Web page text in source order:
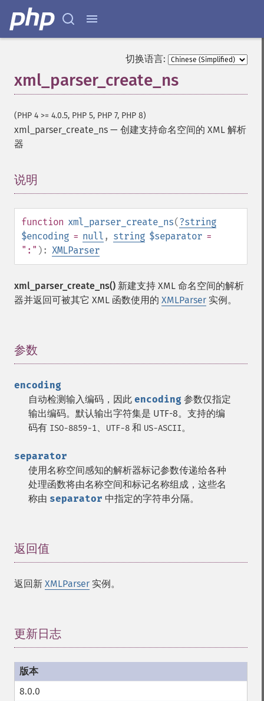
切换语言:
xml_parser_create_ns
(PHP 4 >= 4.0.5, PHP 5, PHP 7, PHP 8)
xml_parser_create_ns — 创建支持命名空间的 XML 解析
器
说明
function xml_parser_create_ns(?string
$encoding = null , string $separator =
":" ): XMLParser
xml_parser_create_ns() 新建支持 XML 命名空间的解析
器并返回可被其它 XML 函数使用的 XMLParser 实例。
参数
encoding
自动检测输入编码，因此 encoding 参数仅指定
输出编码。默认输出字符集是 UTF-8。支持的编
码有 ISO-8859-1、 UTF-8 和 US-ASCII。
separator
使用名称空间感知的解析器标记参数传递给各种
处理函数将由名称空间和标记名称组成，这些名
称由 separator 中指定的字符串分隔。
返回值
返回新 XMLParser 实例。
更新日志
8.0.0